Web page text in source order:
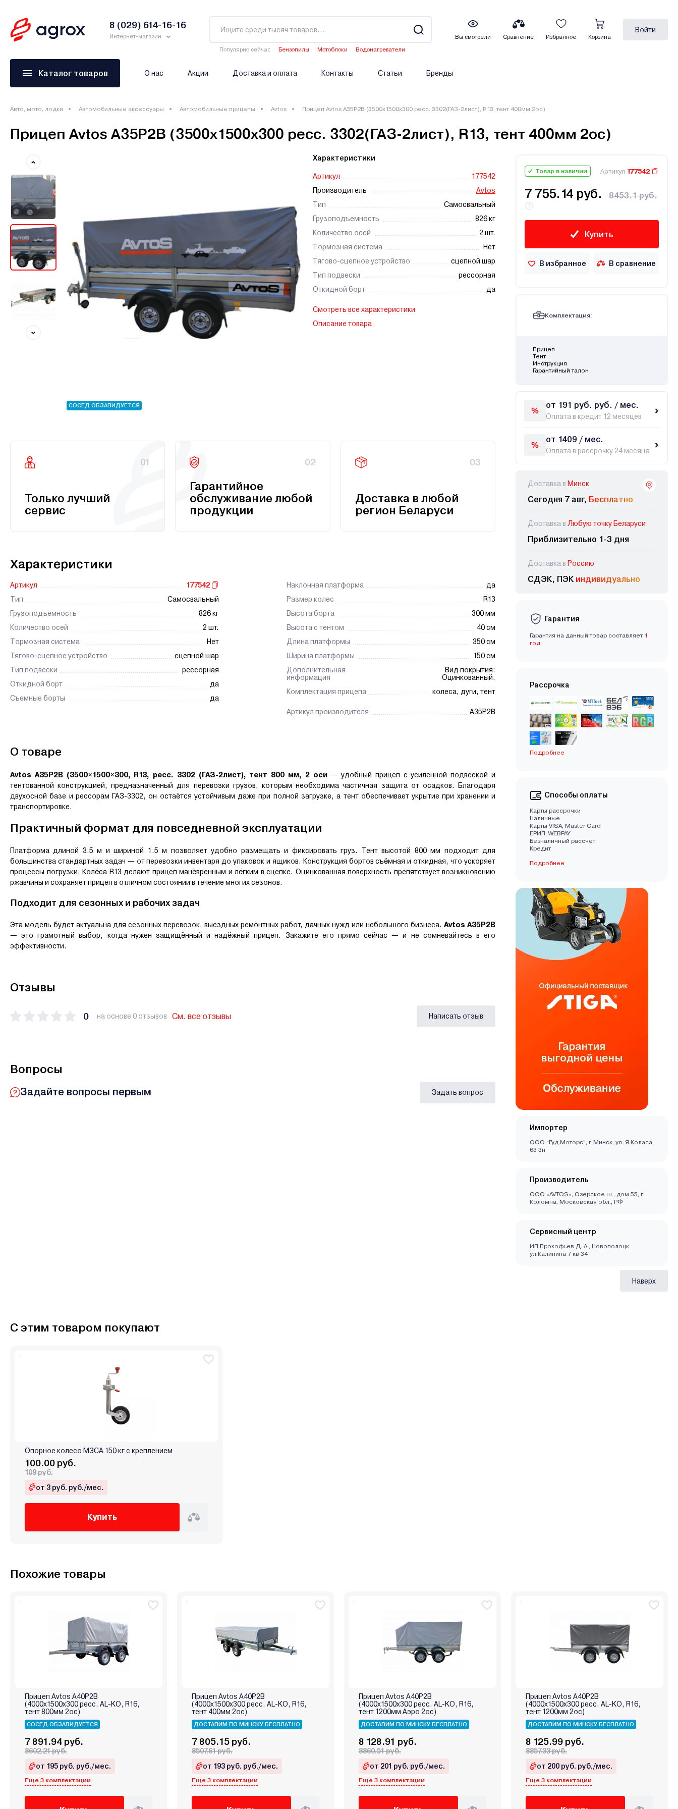
8 (029) 614-16-16
Интернет-магазин
Популярно сейчас Бензопилы Мотоблоки
Водонагреватели
Вы смотрели Сравнение Избранное Корзина
Войти
Каталог товаров О нас Акции Доставка и оплата Контакты Статьи Бренды
Авто, мото, лодки Автомобильные аксессуары Автомобильные прицепы Avtos Прицеп Avtos A35P2B (3500х1500х300 ресс. 3302(ГАЗ-2лист), R13, тент 400мм 2ос)
Прицеп Avtos A35P2B (3500х1500х300 ресс. 3302(ГАЗ-2лист), R13, тент 400мм 2ос)
СОСЕД ОБЗАВИДУЕТСЯ
Характеристики
Артикул
177542
Производитель
Avtos
Тип
Самосвальный
Грузоподъемность
826 кг
Количество осей
2 шт.
Тормозная система
Нет
Тягово-сцепное устройство
сцепной шар
Тип подвески
рессорная
Откидной борт
да
Смотреть все характеристики
Описание товара
01
Только лучший
сервис
02
Гарантийное
обслуживание любой
продукции
03
Доставка в любой
регион Беларуси
Характеристики
Артикул
177542
Тип
Самосвальный
Грузоподъемность
826 кг
Количество осей
2 шт.
Тормозная система
Нет
Тягово-сцепное устройство
сцепной шар
Тип подвески
рессорная
Откидной борт
да
Съемные борты
да
Наклонная платформа
да
Размер колес
R13
Высота борта
300 мм
Высота с тентом
40 см
Длина платформы
350 см
Ширина платформы
150 см
Дополнительная
информация
Вид покрытия:
Оцинкованный.
Комплектация прицепа
колеса, дуги, тент
Артикул производителя A35P2B
О товаре
Avtos A35P2B (3500×1500×300, R13, ресс. 3302 (ГАЗ-2лист), тент 800 мм, 2 оси— удобный прицеп с усиленной подвеской и
тентованной конструкцией, предназначенный для перевозки грузов, которым необходима частичная защита от осадков. Благодаря
двухосной базе и рессорам ГАЗ-3302, он остаётся устойчивым даже при полной загрузке, а тент обеспечивает укрытие при хранении и
транспортировке.
Практичный формат для повседневной эксплуатации
Платформа длиной 3.5 м и шириной 1.5 м позволяет удобно размещать и фиксировать груз. Тент высотой 800 мм подходит для
большинства стандартных задач — от перевозки инвентаря до упаковок и ящиков. Конструкция бортов съёмная и откидная, что ускоряет
процессы погрузки. Колёса R13 делают прицеп манёвренным и лёгким в сцепке. Оцинкованная поверхность препятствует возникновению
ржавчины и сохраняет прицеп в отличном состоянии в течение многих сезонов.
Подходит для сезонных и рабочих задач
Эта модель будет актуальна для сезонных перевозок, выездных ремонтных работ, дачных нужд или небольшого бизнеса. Avtos A35P2B
— это грамотный выбор, когда нужен защищённый и надёжный прицеп. Закажите его прямо сейчас — и не сомневайтесь в его
эффективности.
Отзывы
0 на основе 0 отзывов См. все отзывы Написать отзыв
Вопросы
Задайте вопросы первым Задать вопрос
Товар в наличии Артикул 177542
7 755.14 руб. 8453.1 руб.
Купить
В избранное В сравнение
Комплектация:
Прицеп
Тент
Инструкция
Гарантийный талон
от 191 руб. руб. / мес.
Оплата в кредит 12 месяцев
от 1409 / мес.
Оплата в рассрочку 24 месяца
Доставка в Минск
Сегодня 7 авг, Бесплатно
Доставка в Любую точку Беларуси
Приблизительно 1-3 дня
Доставка в Россию
СДЭК, ПЭК индивидуально
Гарантия
Гарантия на данный товар составляет 1
год
Рассрочка
Подробнее
Способы оплаты
Карты рассрочки
Наличные
Карты VISA, Master Card
EРИП, WEBPAY
Безналичный рассчет
Кредит
Подробнее
Импортер
ООО “Гуд Моторс”, г. Минск, ул. Я.Коласа
63 3н
Производитель
ООО «AVTOS», Озерское ш., дом 55, г.
Коломна, Московская обл., РФ
Сервисный центр
ИП Прокофьев Д. А., Новополоцк
ул.Калинина 7 кв 34
Наверх
С этим товаром покупают
Опорное колесо МЗСА 150 кг с креплением
100.00 руб.
109 руб.
от 3 руб. руб./мес.
Купить
Похожие товары
Прицеп Avtos A40P2B
(4000х1500х300 ресс. AL-KO, R16,
тент 800мм 2ос)
СОСЕД ОБЗАВИДУЕТСЯ
7 891.94 руб.
8602.21 руб.
от 195 руб. руб./мес.
Еще 3 комплектации
Прицеп Avtos A40P2B
(4000х1500х300 ресс. AL-KO, R16,
тент 400мм 2ос)
ДОСТАВИМ ПО МИНСКУ БЕСПЛАТНО
7 805.15 руб.
8507.61 руб.
от 193 руб. руб./мес.
Еще 3 комплектации
Прицеп Avtos A40P2B
(4000х1500х300 ресс. AL-KO, R16,
тент 1200мм Аэро 2ос)
ДОСТАВИМ ПО МИНСКУ БЕСПЛАТНО
8 128.91 руб.
8860.51 руб.
от 201 руб. руб./мес.
Еще 3 комплектации
Прицеп Avtos A40P2B
(4000х1500х300 ресс. AL-KO, R16,
тент 1200мм 2ос)
ДОСТАВИМ ПО МИНСКУ БЕСПЛАТНО
8 125.99 руб.
8857.33 руб.
от 200 руб. руб./мес.
Еще 3 комплектации